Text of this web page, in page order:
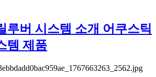
루버 시스템 소개 어쿠스틱
템 제품